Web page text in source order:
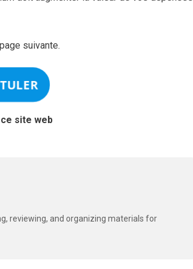
suivante.
site web
reviewing, and organizing materials for